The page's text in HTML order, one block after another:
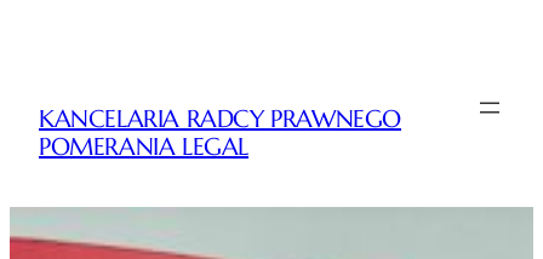
KANCELARIA RADCY PRAWNEGO
POMERANIA LEGAL